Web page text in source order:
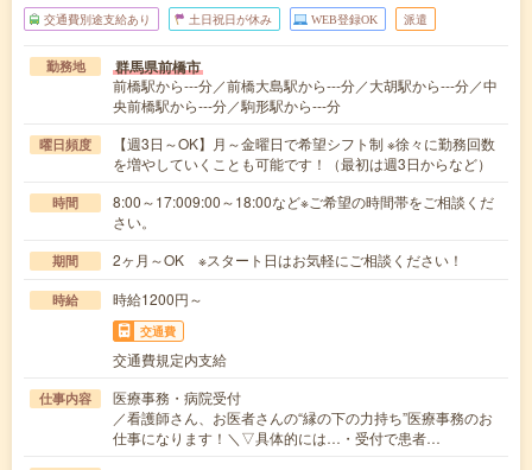
交通費別途支給あり 土日祝日が休み WEB登録OK 派遣
勤務地 群馬県前橋市
前橋駅から---分／前橋大島駅から---分／大胡駅から---分／中
央前橋駅から---分／駒形駅から---分
曜日頻度
【週3日～OK】月～金曜日で希望シフト制 ※徐々に勤務回数
を増やしていくことも可能です！（最初は週3日からなど）
時間
8:00～17:009:00～18:00など※ご希望の時間帯をご相談くだ
さい。
期間 2ヶ月～OK ※スタート日はお気軽にご相談ください！
時給 時給1200円～
交通費
交通費規定内支給
仕事内容
医療事務・病院受付
／看護師さん、お医者さんの“縁の下の力持ち”医療事務のお
仕事になります！＼▽具体的には…・受付で患者…